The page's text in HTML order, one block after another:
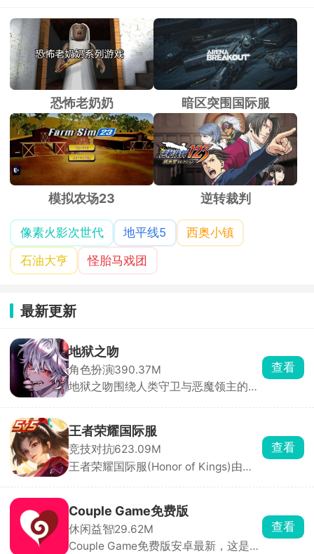
恐怖老奶奶 暗区突围国际服
模拟农场23 逆转裁判
像素火影次世代 地平线5
西奥小镇
石油大亨
怪胎马戏团
最新更新
地狱之吻
角色扮演390.37M
地狱之吻围绕人类守卫与恶魔领主的危
道具都会影响角色好感度与剧情走向，
每位恶魔都有专属 HE/BE结局，重玩价
值拉满。
查看
王者荣耀国际服
竞技对抗623.09M
王者荣耀国际服(Honor of Kings)由腾
开启5V5MOBA竞技对战。英雄角色形
象带有欧美特点，领取专享福利，免费
获得海量精美皮肤，扮演不同的职业角
色，在王者峡谷进行5v5战斗，推掉敌
查看
Couple Game免费版
休闲益智29.62M
Couple Game免费版安卓最新，这是一
查看